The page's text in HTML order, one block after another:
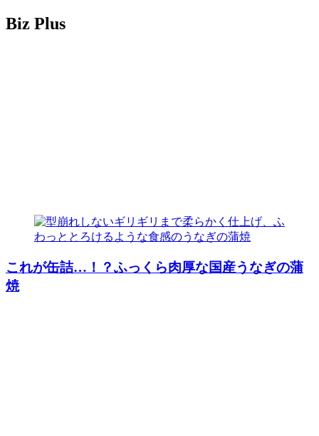
Biz Plus
これが缶詰…！？ふっくら肉厚な国産うなぎの蒲
焼